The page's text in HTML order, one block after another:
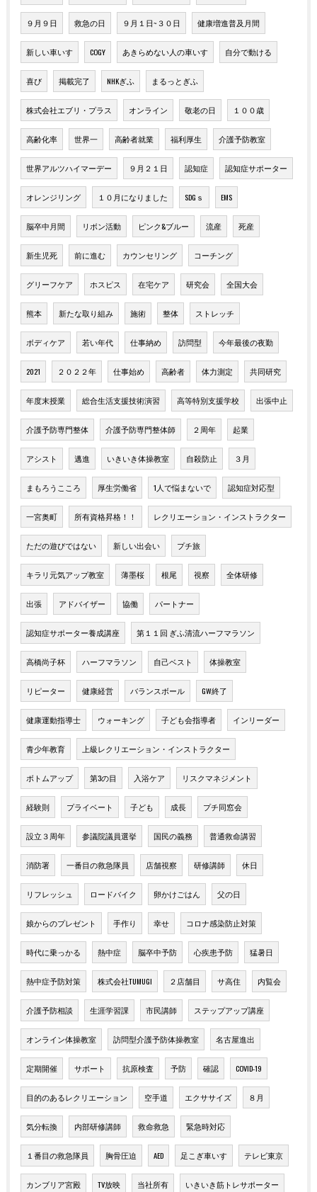
９月９日 救急の日 ９月１日~３０日 健康増進普及月間
新しい車いす COGY あきらめない人の車いす 自分で動ける
喜び 掲載完了 NHKぎふ まるっとぎふ
株式会社エブリ・プラス オンライン 敬老の日 １００歳
高齢化率 世界一 高齢者就業 福利厚生 介護予防教室
世界アルツハイマーデー ９月２１日 認知症 認知症サポーター
オレンジリング １０月になりました SDGｓ EMS
脳卒中月間 リボン活動 ピンク&ブルー 流産 死産
新生児死 前に進む カウンセリング コーチング
グリーフケア ホスピス 在宅ケア 研究会 全国大会
熊本 新たな取り組み 施術 整体 ストレッチ
ボディケア 若い年代 仕事納め 訪問型 今年最後の夜勤
2021 ２０２２年 仕事始め 高齢者 体力測定 共同研究
年度末授業 総合生活支援技術演習 高等特別支援学校 出張中止
介護予防専門整体 介護予防専門整体師 ２周年 起業
アシスト 邁進 いきいき体操教室 自殺防止 ３月
まもろうこころ 厚生労働省 1人で悩まないで 認知症対応型
一宮奥町 所有資格昇格！！ レクリエーション・インストラクター
ただの遊びではない 新しい出会い プチ旅
キラリ元気アップ教室 薄墨桜 根尾 視察 全体研修
出張 アドバイザー 協働 パートナー
認知症サポーター養成講座 第１１回 ぎふ清流ハーフマラソン
高橋尚子杯 ハーフマラソン 自己ベスト 体操教室
リピーター 健康経営 バランスボール GW終了
健康運動指導士 ウォーキング 子ども会指導者 インリーダー
青少年教育 上級レクリエーション・インストラクター
ボトムアップ 第3の目 入浴ケア リスクマネジメント
経験則 プライベート 子ども 成長 プチ同窓会
設立３周年 参議院議員選挙 国民の義務 普通救命講習
消防署 一番目の救急隊員 店舗視察 研修講師 休日
リフレッシュ ロードバイク 卵かけごはん 父の日
娘からのプレゼント 手作り 幸せ コロナ感染防止対策
時代に乗っかる 熱中症 脳卒中予防 心疾患予防 猛暑日
熱中症予防対策 株式会社TUMUGI ２店舗目 サ高住 内覧会
介護予防相談 生涯学習課 市民講師 ステップアップ講座
オンライン体操教室 訪問型介護予防体操教室 名古屋進出
定期開催 サポート 抗原検査 予防 確認 COVID-19
目的のあるレクリエーション 空手道 エクササイズ ８月
気分転換 内部研修講師 救命救急 緊急時対応
１番目の救急隊員 胸骨圧迫 AED 足こぎ車いす テレビ東京
カンブリア宮殿 TV放映 当社所有 いきいき筋トレサポーター